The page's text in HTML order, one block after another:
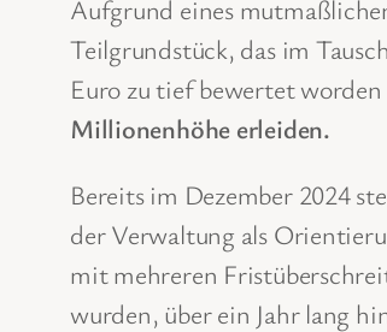
Aufgrund eines
Teilgrundstück, das im
Euro zu tief bewertet worden
Millionenhöhe erleiden.
Bereits im Dezember 2024
der Verwaltung als
mit mehreren
wurden, über ein Jahr lang